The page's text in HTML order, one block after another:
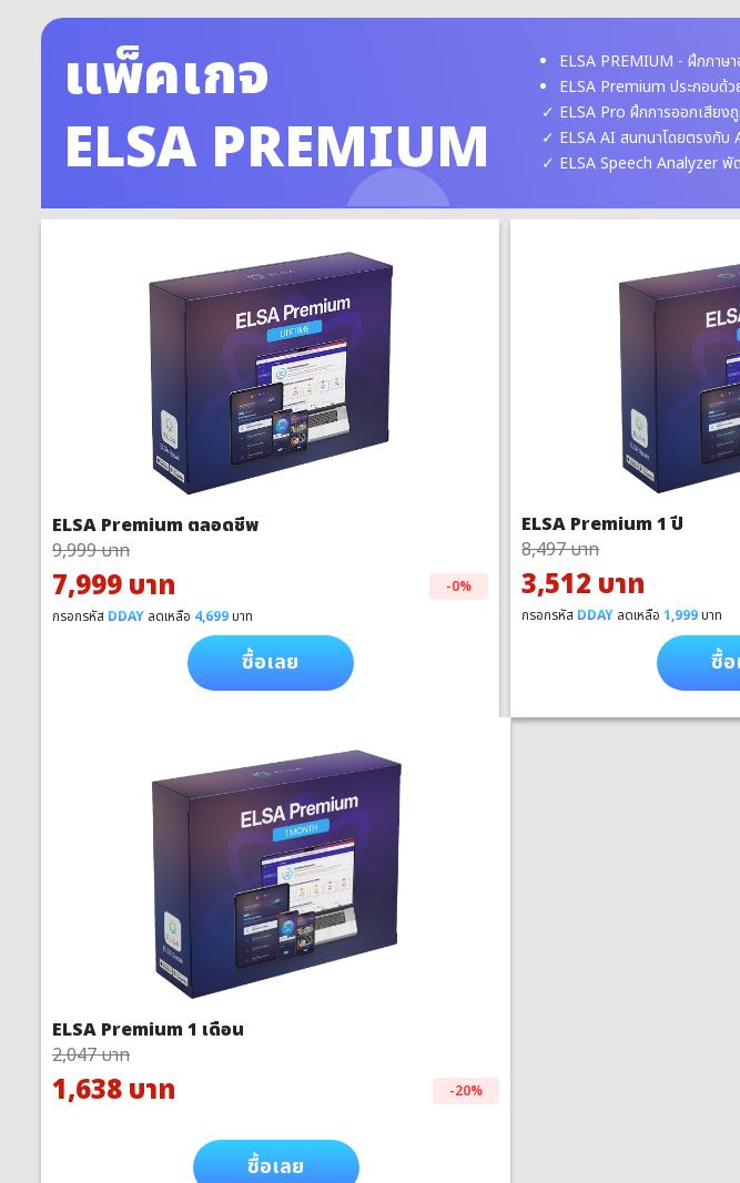
แพ็คเกจ
ELSA PREMIUM
ELSA PREMIUM - ฝึกภาษ
ELSA Premium ประกอบด้ว
ELSA Pro ฝึกการออกเสียง
ELSA AI สนทนาโดยตรงกับ
ELSA Speech Analyzer
ELSA Premium ตลอดชีพ
9,999 บาท
7,999 บาท
-0%
กรอกรหัส DDAY ลดเหลือ 4,699บาท
ซื้อเลย
ELSA Premium 1 ปี
8,497 บาท
3,512 บาท
กรอกรหัส DDAY ลดเหลือ1,999บาท
ซื้อ
ELSA Premium 1 เดือน
2,047 บาท
1,638 บาท -20%
ซื้อเลย